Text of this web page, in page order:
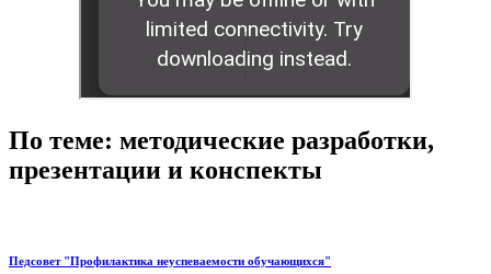
По теме: методические разработки,
презентации и конспекты
Педсовет "Профилактика неуспеваемости обучающихся"